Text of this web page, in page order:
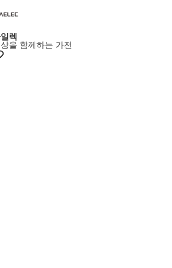
+20% 쿠폰
렉
을 함께하는 가전